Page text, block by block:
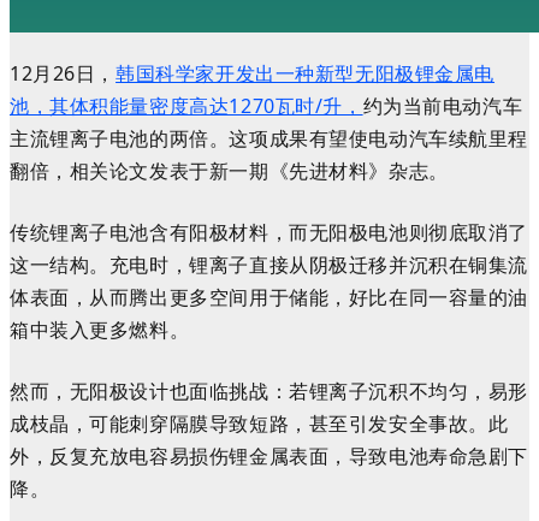
12月26日，韩国科学家开发出一种新型无阳极锂金属电
池，其体积能量密度高达1270瓦时/升， 约为当前电动汽车
主流锂离子电池的两倍。这项成果有望使电动汽车续航里程
翻倍，相关论文发表于新一期《先进材料》杂志。
传统锂离子电池含有阳极材料，而无阳极电池则彻底取消了
这一结构。充电时，锂离子直接从阴极迁移并沉积在铜集流
体表面，从而腾出更多空间用于储能，好比在同一容量的油
箱中装入更多燃料。
然而，无阳极设计也面临挑战：若锂离子沉积不均匀，易形
成枝晶，可能刺穿隔膜导致短路，甚至引发安全事故。此
外，反复充放电容易损伤锂金属表面，导致电池寿命急剧下
降。